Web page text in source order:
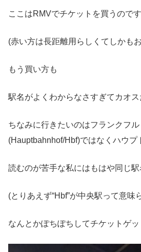
ここはRMVでチケットを買うので
(赤い方は長距離用らしくてしかも
もう買い方も
駅名がよくわからなさすぎてカオ
ちなみに行きたいのはフランクフ
(Hauptbahnhof/Hbf)ではなくハウ
読むのが苦手な私にはもはや同じ駅
(とりあえず“Hbf”が中央駅って意味
なんとかぽちぽちしてチケットゲッ